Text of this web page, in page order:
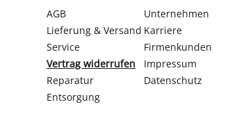
AGB
Lieferung & Versand
Service
Vertrag widerrufen
Reparatur
Entsorgung
Unternehmen
Karriere
Firmenkunden
Impressum
Datenschutz